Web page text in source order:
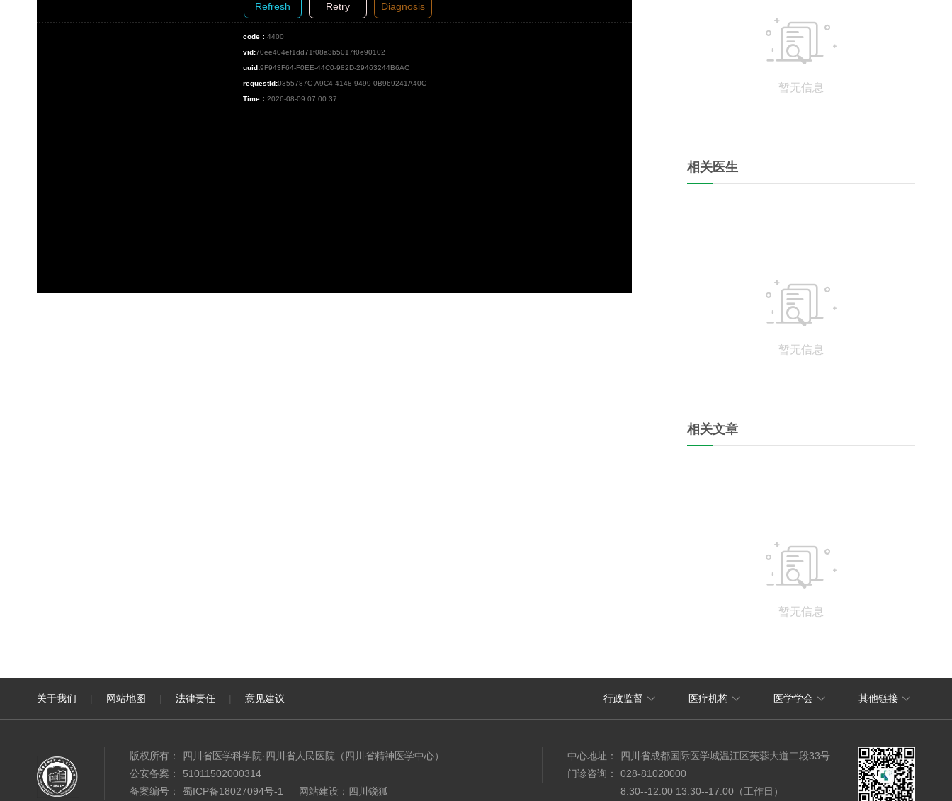
Refresh Retry Diagnosis
code： 4400
vid:70ee404ef1dd71f08a3b5017f0e90102
uuid:9F943F64-F0EE-44C0-982D-29463244B6AC
requestId:0355787C-A9C4-4148-9499-0B969241A40C
Time： 2026-08-09 07:00:37

暂无信息
相关医生

暂无信息
相关文章

暂无信息
关于我们 | 网站地图 | 法律责任 | 意见建议 行政监督  医疗机构  医学学会  其他链接 
版权所有：
四川省医学科学院·四川省人民医院（四川省精神医学中心）
公安备案：
51011502000314
备案编号：
蜀ICP备18027094号-1 网站建设：四川锐狐
中心地址：
四川省成都国际医学城温江区芙蓉大道二段33号
门诊咨询：
028-81020000
8:30--12:00 13:30--17:00（工作日）